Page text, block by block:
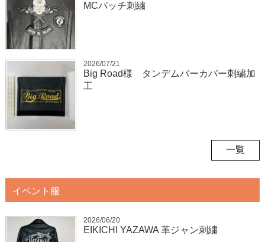
MCパッチ刺繍
2026/07/21
Big Road様 タンデムバーカバー刺繍加
工
一覧
イベント服
2026/06/20
EIKICHI YAZAWA 革ジャン刺繍